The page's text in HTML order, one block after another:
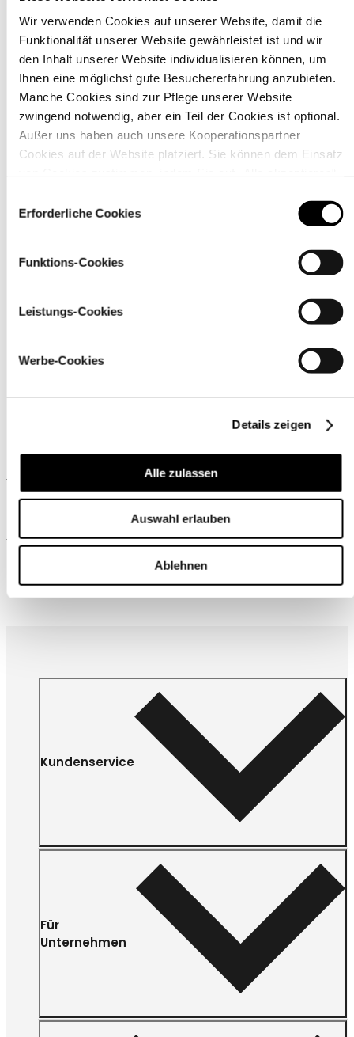
Wir verwenden Cookies auf unserer Website, damit die
Funktionalität unserer Website gewährleistet ist und wir
den Inhalt unserer Website individualisieren können, um
Ihnen eine möglichst gute Besuchererfahrung anzubieten.
Manche Cookies sind zur Pflege unserer Website
zwingend notwendig, aber ein Teil der Cookies ist optional.
Außer uns haben auch unsere Kooperationspartner
Cookies auf der Website platziert. Sie können dem Einsatz
über den Link „Cookie-Einstellungen
Erforderliche Cookies
Funktions-Cookies
Leistungs-Cookies
Werbe-Cookies
Details zeigen
Alle zulassen
Auswahl erlauben
Ablehnen
Material
Pflegehinweise
Ähnliche Produkte
Wird oft zusammen gekauft
Kundenservice
Für
Unternehmen